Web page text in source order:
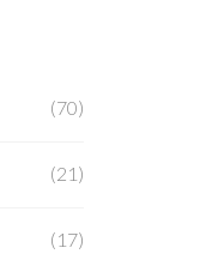
(70)
(21)
(17)